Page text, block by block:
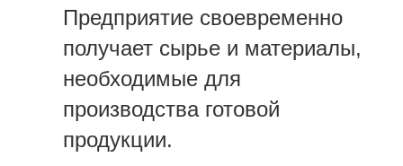
Предприятие своевременно
получает сырье и материалы,
необходимые для
производства готовой
продукции.